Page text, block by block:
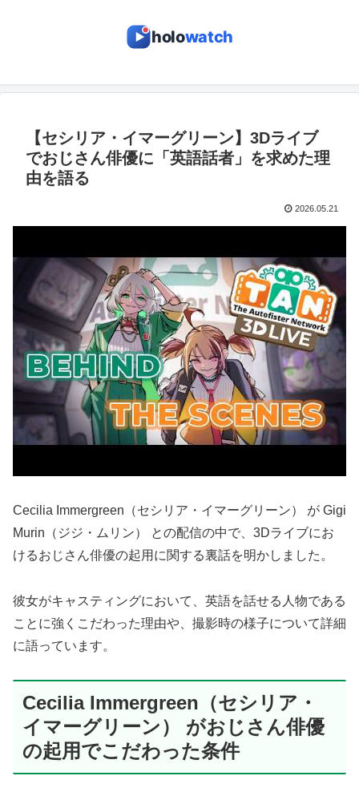
holowatch
【セシリア・イマーグリーン】3Dライブ
でおじさん俳優に「英語話者」を求めた理
由を語る
2026.05.21
Cecilia Immergreen（セシリア・イマーグリーン） が Gigi
Murin（ジジ・ムリン） との配信の中で、3Dライブにお
けるおじさん俳優の起用に関する裏話を明かしました。
彼女がキャスティングにおいて、英語を話せる人物である
ことに強くこだわった理由や、撮影時の様子について詳細
に語っています。
Cecilia Immergreen（セシリア・
イマーグリーン） がおじさん俳優
の起用でこだわった条件